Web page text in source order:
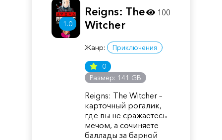
1.0
Reigns: The
Witcher
Жанр: Приключения
0
Размер: 141 GB
Reigns: The Witcher –
карточный рогалик,
где вы не сражаетесь
мечом, а сочиняете
баллады за барной
100